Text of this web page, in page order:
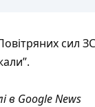
сил
в Google News